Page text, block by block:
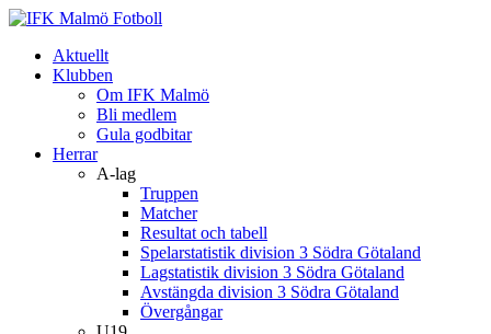
Aktuellt
Klubben
Om IFK Malmö
Bli medlem
Gula godbitar
Herrar
A-lag
Truppen
Matcher
Resultat och tabell
Spelarstatistik division 3 Södra Götaland
Lagstatistik division 3 Södra Götaland
Avstängda division 3 Södra Götaland
Övergångar